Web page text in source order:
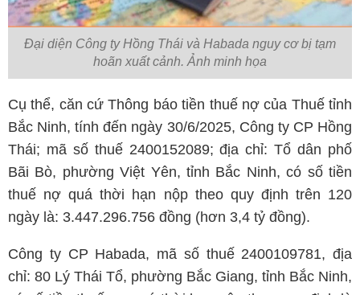
Đại diện Công ty Hồng Thái và Habada nguy cơ bị tạm
hoãn xuất cảnh. Ảnh minh họa
Cụ thể, căn cứ Thông báo tiền thuế nợ của Thuế tỉnh
Bắc Ninh, tính đến ngày 30/6/2025, Công ty CP Hồng
Thái; mã số thuế 2400152089; địa chỉ: Tổ dân phố
Bãi Bò, phường Việt Yên, tỉnh Bắc Ninh, có số tiền
thuế nợ quá thời hạn nộp theo quy định trên 120
ngày là: 3.447.296.756 đồng (hơn 3,4 tỷ đồng).
Công ty CP Habada, mã số thuế 2400109781, địa
chỉ: 80 Lý Thái Tổ, phường Bắc Giang, tỉnh Bắc Ninh,